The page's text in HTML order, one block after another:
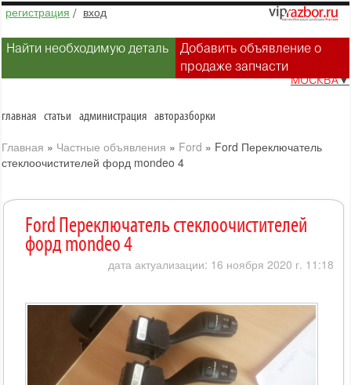
регистрация / вход
Найти необходимую деталь
Добавить объявление о
продаже запчасти
МОСКВА▼
главная статьи администрация авторазборки
Главная » Частные объявления » Ford » Ford Переключатель
стеклоочистителей форд mondeo 4
Ford Переключатель стеклоочистителей
форд mondeo 4
дата актуализации: 16 ноября 2020 г. 11:18